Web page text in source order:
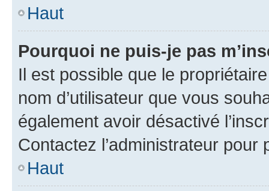
Haut
Pourquoi ne puis-je pas
Il est possible que le
nom d’utilisateur que vous
également avoir désactivé
Contactez l’administrateur
Haut